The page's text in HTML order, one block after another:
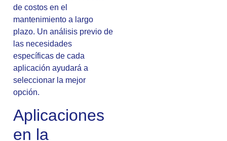
de costos en el
mantenimiento a largo
plazo. Un análisis previo de
las necesidades
específicas de cada
aplicación ayudará a
seleccionar la mejor
opción.
Aplicaciones
en la